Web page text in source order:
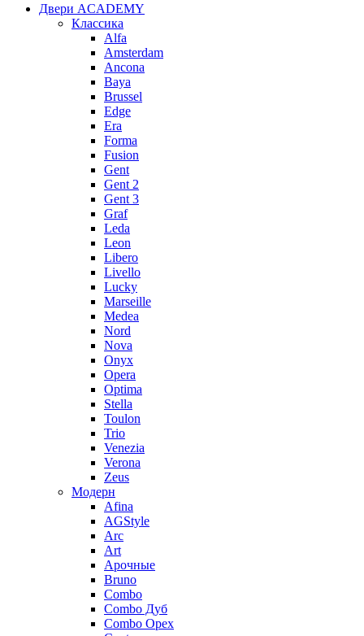
Двери ACADEMY
Классика
Alfa
Amsterdam
Ancona
Baya
Brussel
Edge
Era
Forma
Fusion
Gent
Gent 2
Gent 3
Graf
Leda
Leon
Libero
Livello
Lucky
Marseille
Medea
Nord
Nova
Onyx
Opera
Optima
Stella
Toulon
Trio
Venezia
Verona
Zeus
Модерн
Afina
AGStyle
Arc
Art
Aрочные
Bruno
Combo
Combo Дуб
Combo Орех